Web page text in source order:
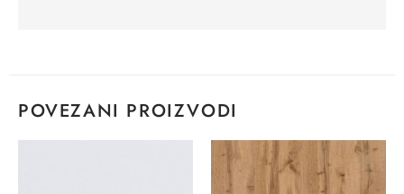
POVEZANI PROIZVODI